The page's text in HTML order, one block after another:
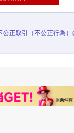
公正取引（不公正行為）